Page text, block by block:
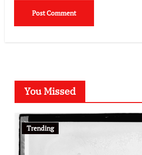
You Missed
Trending